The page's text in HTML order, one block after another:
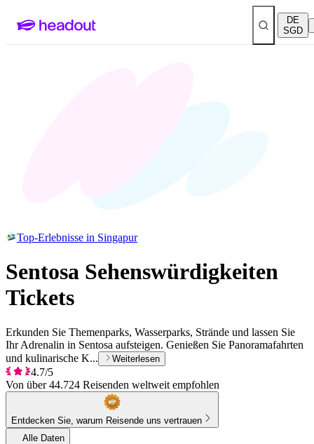
DE
SGD
Top-Erlebnisse in Singapur
Sentosa Sehenswürdigkeiten
Tickets
Erkunden Sie Themenparks, Wasserparks, Strände und lassen Sie
Ihr Adrenalin in Sentosa aufsteigen. Genießen Sie Panoramafahrten
und kulinarische K...
Weiterlesen
4.7/5
Von über 44.724 Reisenden weltweit empfohlen
Entdecken Sie, warum Reisende uns vertrauen
Alle Daten